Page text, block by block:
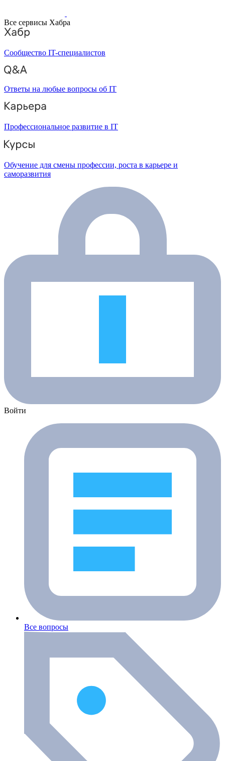
Все сервисы Хабра
Сообщество IT-специалистов
Ответы на любые вопросы об IT
Профессиональное развитие в IT
Обучение для смены профессии, роста в карьере и
саморазвития
Войти
Все вопросы